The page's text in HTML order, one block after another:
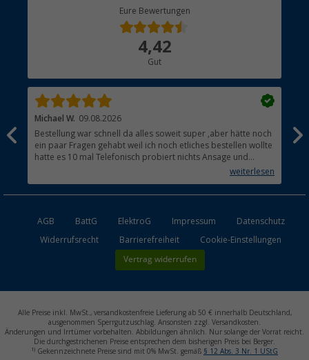
Eure Bewertungen
4,42
Gut
Michael W. 09.08.2026
Bestellung war schnell da alles soweit super ,aber hätte noch
ein paar Fragen gehabt weil ich noch etliches bestellen wollte
hatte es 10 mal Telefonisch probiert nichts Ansage und
weiterlesen
Ich
AGB BattG ElektroG Impressum
Datenschutz
Widerrufsrecht
Barrierefreiheit Cookie-Einstellungen
Vertrag widerrufen
Alle Preise inkl. MwSt., versandkostenfreie Lieferung ab 50 € innerhalb Deutschland,
ausgenommen Sperrgutzuschlag. Ansonsten zzgl. Versandkosten.
Änderungen und Irrtümer vorbehalten. Abbildungen ähnlich. Nur solange der Vorrat reicht.
Die durchgestrichenen Preise entsprechen dem bisherigen Preis bei Berger.
1) Gekennzeichnete Preise sind mit 0% MwSt. gemäß § 12 Abs. 3 Nr. 1 UStG